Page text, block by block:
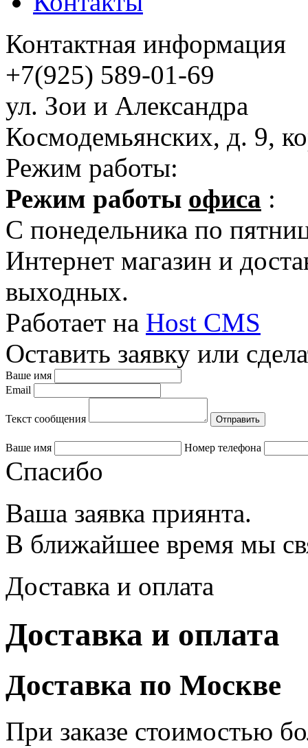
Контактная информация
+7(925) 589-01-69
ул. Зои и Александра
Космодемьянских, д. 9,
Режим работы:
Режим работы офиса :
C понедельника по
Интернет магазин и
выходных.
Работает на Host CMS
Оставить заявку или
Ваше имя
Email
Текст сообщения
Ваше имя Номер телефона
Спасибо
Ваша заявка приянта.
В ближайшее время мы
Доставка и оплата
Доставка и оплата
Доставка по Москве
При заказе стоимостью